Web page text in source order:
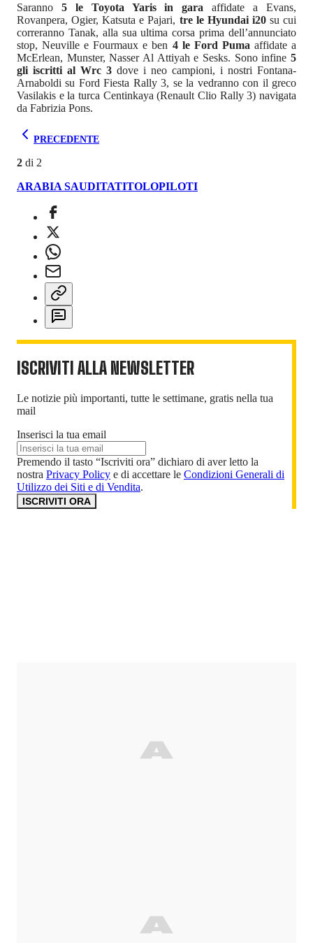
Saranno 5 le Toyota Yaris in gara affidate a Evans,
Rovanpera, Ogier, Katsuta e Pajari, tre le Hyundai i20su cui
correranno Tanak, alla sua ultima corsa prima dell’annunciato
stop, Neuville e Fourmaux e ben 4 le Ford Puma affidate a
McErlean, Munster, Nasser Al Attiyah e Sesks. Sono infine 5
gli iscritti al Wrc 3 dove i neo campioni, i nostri Fontana-
Arnaboldi su Ford Fiesta Rally 3, se la vedranno con il greco
Vasilakis e la turca Centinkaya (Renault Clio Rally 3) navigata
da Fabrizia Pons.
PRECEDENTE
2 di 2
ARABIA SAUDITATITOLOPILOTI
ISCRIVITI ALLA NEWSLETTER
Le notizie più importanti, tutte le settimane, gratis nella tua
mail
Inserisci la tua email
Premendo il tasto “Iscriviti ora” dichiaro di aver letto la
nostra Privacy Policy e di accettare le Condizioni Generali di
Utilizzo dei Siti e di Vendita.
ISCRIVITI ORA